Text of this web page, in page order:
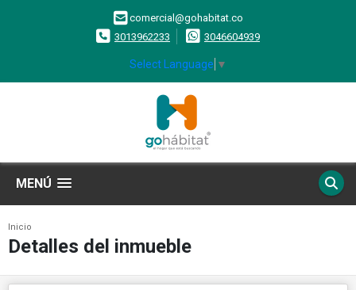
comercial@gohabitat.co
3013962233
3046604939
Select Language ▼
MENÚ
Inicio
Detalles del inmueble